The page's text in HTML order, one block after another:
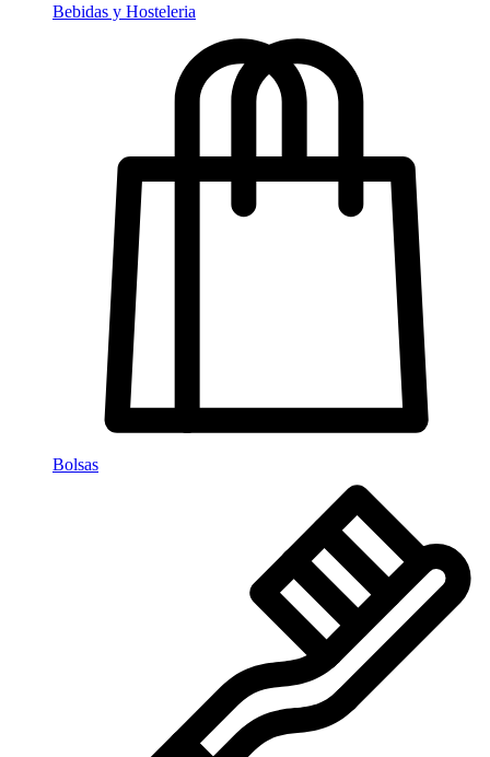
Bebidas y Hosteleria
Bolsas